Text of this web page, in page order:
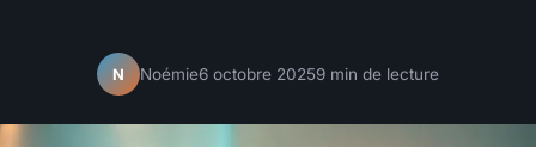
N Noémie6 octobre 20259 min de lecture